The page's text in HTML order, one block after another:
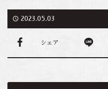
access_time 2023.05.03
シェア